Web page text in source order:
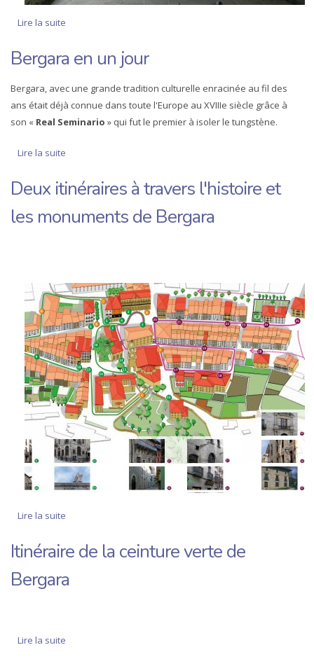
Lire la suite
Bergara en un jour
Bergara, avec une grande tradition culturelle enracinée au fil des
ans était déjà connue dans toute l'Europe au XVIIIe siècle grâce à
son « Real Seminario » qui fut le premier à isoler le tungstène.
Lire la suite
Deux itinéraires à travers l'histoire et
les monuments de Bergara
Lire la suite
Itinéraire de la ceinture verte de
Bergara
Lire la suite